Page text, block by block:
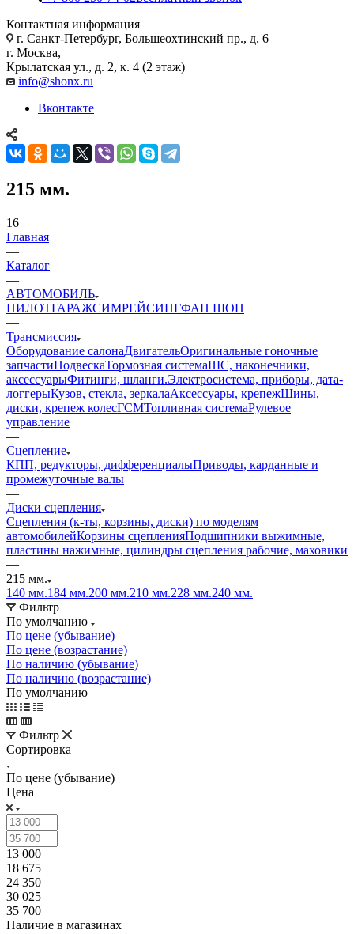
Контактная информация
г. Санкт-Петербург, Большеохтинский пр., д. 6
г. Москва,
Крылатская ул., д. 2, к. 4 (2 этаж)
info@shonx.ru
Вконтакте
215 мм.
16
Главная
—
Каталог
—
АВТОМОБИЛЬ
ПИЛОТГАРАЖСИМРЕЙСИНГФАН ШОП
—
Трансмиссия
Оборудование салонаДвигательОригинальные гоночные
запчастиПодвескаТормозная системаШС, наконечники,
аксессуарыФитинги, шланги.Электросистема, приборы, дата-
логгерыКузов, стекла, зеркалаАксессуары, крепежШины,
диски, крепеж колесГСМТопливная системаРулевое
управление
—
Сцепление
КПП, редукторы, дифференциалыПриводы, карданные и
промежуточные валы
—
Диски сцепления
Сцепления (к-ты, корзины, диски) по моделям
автомобилейКорзины сцепленияПодшипники выжимные,
пластины нажимные, цилиндры сцепления рабочие, маховики
—
215 мм.
140 мм.184 мм.200 мм.210 мм.228 мм.240 мм.
Фильтр
По умолчанию
По цене (убывание)
По цене (возрастание)
По наличию (убывание)
По наличию (возрастание)
По умолчанию
Фильтр
Сортировка
По цене (убывание)
Цена
13 000
18 675
24 350
30 025
35 700
Наличие в магазинах